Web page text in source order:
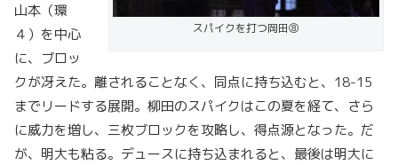
スパイクを打つ岡田⑧
山本（環
４）を中心
に、ブロッ
クが冴えた。離されることなく、同点に持ち込むと、18-15
までリードする展開。柳田のスパイクはこの夏を経て、さら
に威力を増し、三枚ブロックを攻略し、得点源となった。だ
が、明大も粘る。デュースに持ち込まれると、最後は明大に